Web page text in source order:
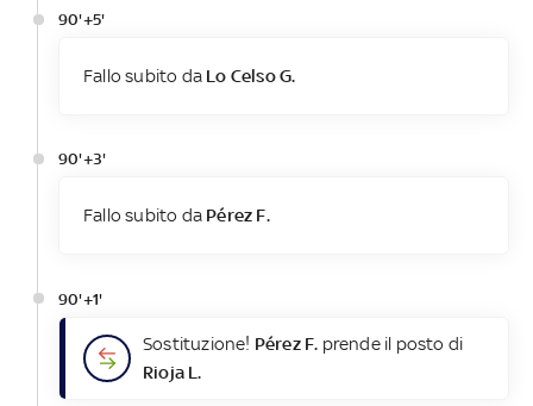
90'+5'
Fallo subito da Lo Celso G.
90'+3'
Fallo subito da Pérez F.
90'+1'
Sostituzione! Pérez F. prende il posto di
Rioja L.